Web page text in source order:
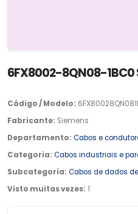
6FX8002-8QN08-1BC0
Código / Modelo:
Fabricante: Siemens
Departamento: Cabos e
Categoria: Cabos industriais e
Subcategoria: Cabos de dados
Visto muitas vezes: 1